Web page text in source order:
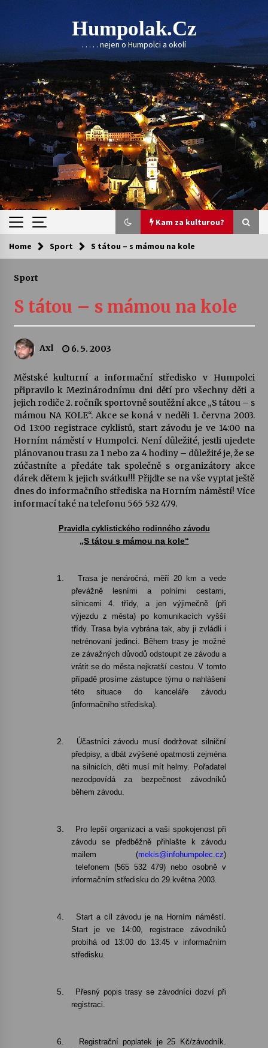
Skip
to
content
Humpolak.cz
. . . . . nejen o Humpolci a okolí
Kam za kulturou?
Kam za kulturou?
Sukuba Ensemble
4. 8. 2026
Vernisáž výstavy Josefíny Duškové: Stávám se
kapkou
Veselí muzikanti
30. 7. 2026
Pozvánka na integrační festival Quijotova
šedesátka: 28. 7.–1. 8. 2026
28. 7. 2026
Letní koncerty ve Stromovce: Kolchoz a
28. 7. 2026
23. 7. 2026
Letní koncerty ve Stromovce: Rufus Miller
22. 7. 2026
Vysočinka
17. 7. 2026
14. 7. 2026
Za kulturou kousek za Humpolec. V Želivě ožije
odkaz Josefa Čapka
Varhanní recitál Michala Novenka v Klášteře
Želiv
3. 7. 2026
Home Sport S tátou – s mámou na kole
Sport
S tátou – s mámou na kole
Axl 6. 5. 2003
Městské kulturní a informační středisko v Humpolci
připravilo k Mezinárodnímu dni dětí pro všechny děti a
jejich rodiče 2. ročník sportovně soutěžní akce „S tátou – s
mámou NA KOLE“. Akce se koná v neděli 1. června 2003.
Od 13:00 registrace cyklistů, start závodu je ve 14:00 na
Horním náměstí v Humpolci. Není důležité, jestli ujedete
plánovanou trasu za 1 nebo za 4 hodiny – důležité je, že se
zúčastníte a předáte tak společně s organizátory akce
dárek dětem k jejich svátku!!! Přijďte se na vše vyptat ještě
dnes do informačního střediska na Horním náměstí! Více
informací také na telefonu 565 532 479.
Pravidla cyklistického rodinného závodu
„S tátou s mámou na kole“
1.
Trasa je nenáročná, měří 20 km a vede
převážně lesními a polními cestami,
silnicemi 4. třídy, a jen výjimečně (při
výjezdu z města) po komunikacích vyšší
třídy. Trasa byla vybrána tak, aby ji zvládli i
netrénovaní jedinci. Během trasy je možné
ze závažných důvodů odstoupit ze závodu a
vrátit se do města nejkratší cestou. V tomto
případě prosíme zástupce týmu o nahlášení
této situace do kanceláře závodu
(informačního střediska).
2.
Účastníci závodu musí dodržovat silniční
předpisy, a dbát zvýšené opatrnosti zejména
na silnicích, děti musí mít helmy. Pořadatel
nezodpovídá za bezpečnost závodníků
během závodu.
3.
Pro lepší organizaci a vaši spokojenost při
závodu se předběžně přihlašte k závodu
mailem
(mekis@infohumpolec.cz)
telefonem (565 532 479) nebo osobně v
informačním středisku do 29.května 2003.
4.
Start a cíl závodu je na Horním náměstí.
Start je ve 14:00, registrace závodníků
probíhá od 13:00 do 13:45 v informačním
středisku.
5.
Přesný popis trasy se závodníci dozví při
registraci.
6.
Registrační poplatek je 25 Kč/závodník.